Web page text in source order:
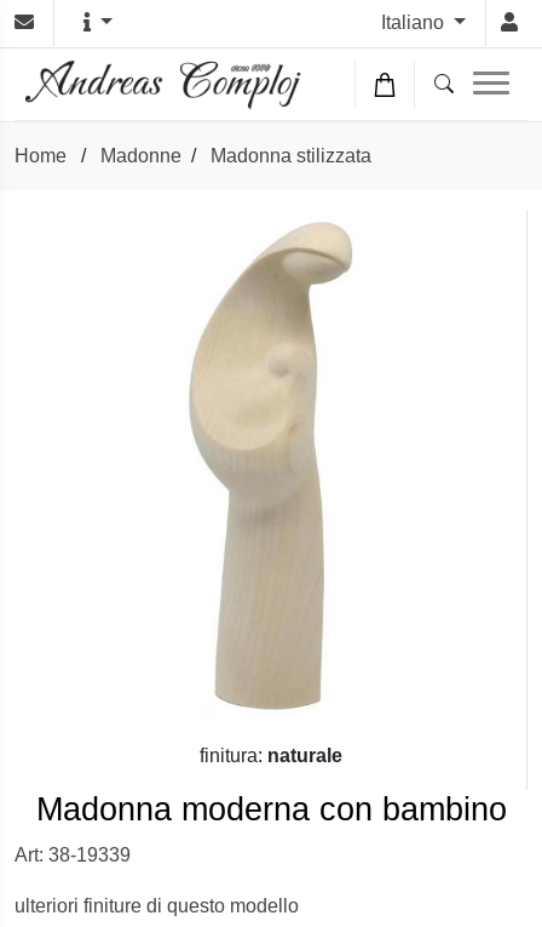
Italiano
Home / Madonne / Madonna stilizzata
finitura: naturale
Madonna moderna con bambino
Art: 38-19339
ulteriori finiture di questo modello